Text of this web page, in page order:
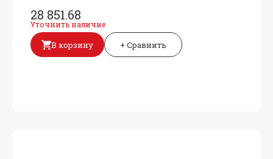
28 851.68
Уточнить наличие
В корзину + Сравнить